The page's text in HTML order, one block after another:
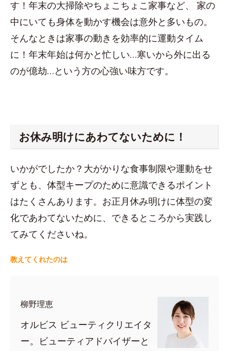
す！年末の大掃除やちょこちょこ家事など、 家の
中にいても身体を動かす機会は意外と多いもの。
そんなときは家事の動きを効率的に運動タイム
に！年末年始は何かと忙しい…寒いから外に出る
のが億劫…という方の心強い味方です。
お休み明けにあわてないために！
いかがでしたか？大がかりな食事制限や運動をせ
ずとも、体型キープのために意識できるポイント
はたくさんあります。お正月休み明けに体型の変
化であわてないために、できるところから実践し
てみてくださいね。
教えてくれたのは
柳野理恵
オルビス ビューティクリエイタ
ー。ビューティアドバイザーと